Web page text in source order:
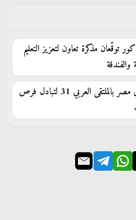
توقّعان مذكرة تعاون لتعزيز التعليم
والفندقة
عمّان الأهلية تشارك في مصر بالملتقى العربي 31 لتبادل فرص